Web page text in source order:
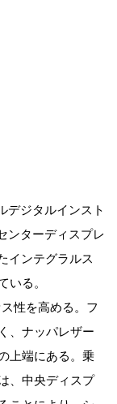
デジタルインスト
ンターディスプレ
インテグラルス
いる。
性を高める。フ
、ナッパレザー
上端にある。乗
、中央ディスプ